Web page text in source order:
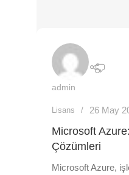
admin
Lisans 26 May
Microsoft
Çözümleri
Microsoft Azure,